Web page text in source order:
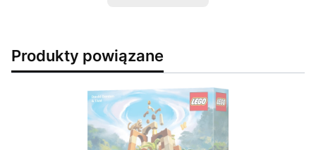
Produkty powiązane